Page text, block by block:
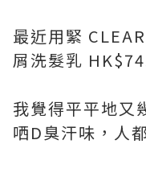
最近用緊
屑洗髮乳
我覺得平平地又
哂D臭汗味，人